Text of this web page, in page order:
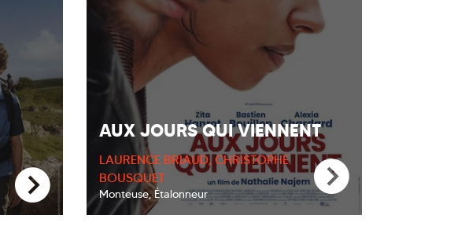
AUX JOURS QUI VIENNENT
LAURENCE BRIAUD, CHRISTOPHE
BOUSQUET
Monteuse, Étalonneur